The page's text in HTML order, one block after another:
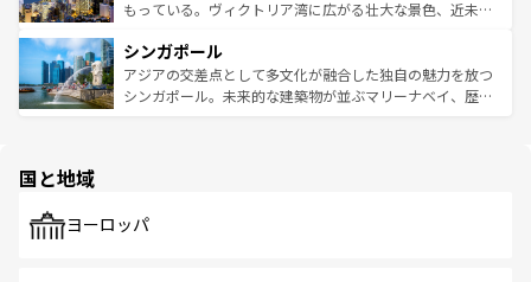
が旅行者を迎えてくれるので、きっと忘れられない旅にな
参照してほしい。
いビーチでリゾート気分を楽しむことができる。タイ料理
激する。気候は一年中温暖で、どの季節にも異なる楽しみ
が待っている。親しみやすいタイの人々、仏教を中心とし
た文化、そして多様な観光資源が、訪れる旅人を魅了し続
もっている。ヴィクトリア湾に広がる壮大な景色、近未来
み、どこを訪れても感動するはず。観光スポットが密集し
ており、効率よく見どころを回れるのも魅力。息をのむよ
うな絶景から文化的な体験まで、香港を存分に楽しみ尽く
シンガポール
アジアの交差点として多文化が融合した独自の魅力を放つ
シンガポール。未来的な建築物が並ぶマリーナベイ、歴史
で、ホーカーズは地元の風情を楽しめる外せないスポット
国と地域
ヨーロッパ